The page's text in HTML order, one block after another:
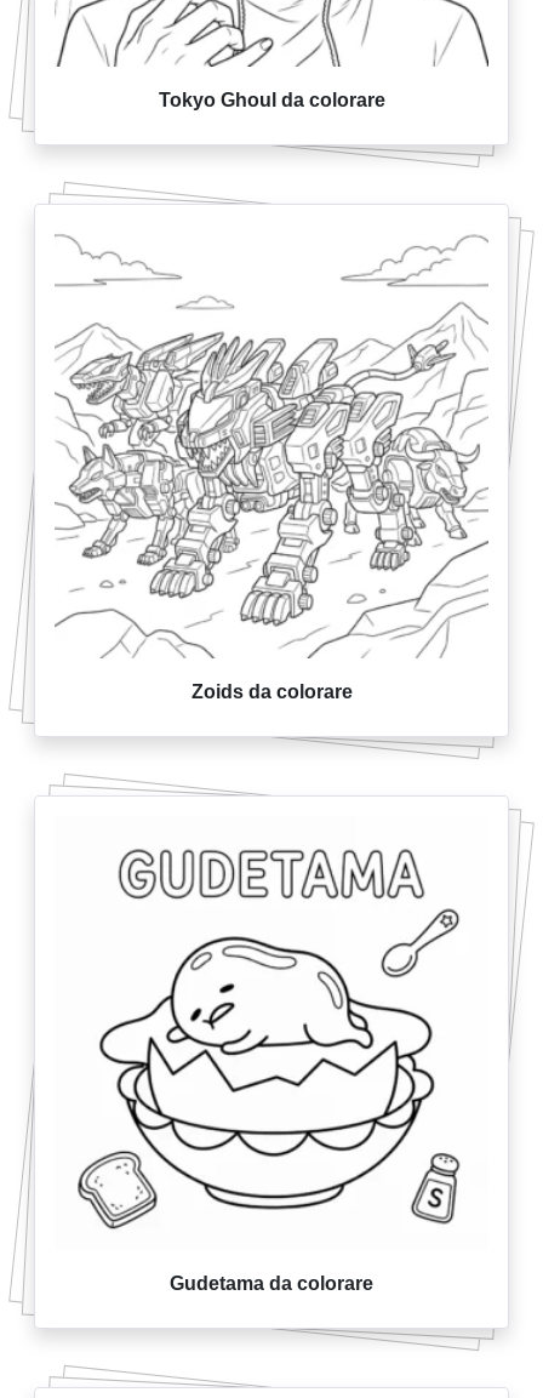
Tokyo Ghoul da colorare
Zoids da colorare
Gudetama da colorare